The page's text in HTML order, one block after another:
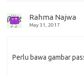
Rahma Najwa
May 31, 2017
Perlu bawa gambar